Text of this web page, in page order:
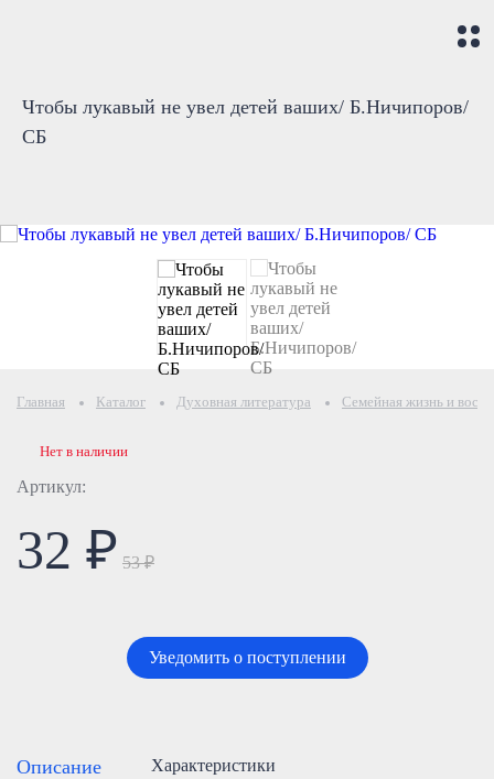
Чтобы лукавый не увел детей ваших/ Б.Ничипоров/
СБ
Главная Каталог Духовная литература Семейная жизнь и
Артикул:
Нет в наличии
32 ₽ 53 ₽
Уведомить о поступлении
Описание Характеристики